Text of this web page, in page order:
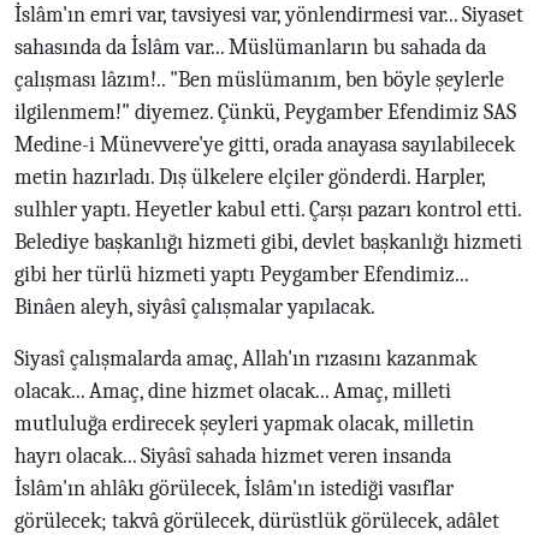
İslâm'ın emri var, tavsiyesi var, yönlendirmesi var... Siyaset
sahasında da İslâm var... Müslümanların bu sahada da
çalışması lâzım!.. "Ben müslümanım, ben böyle şeylerle
ilgilenmem!" diyemez. Çünkü, Peygamber Efendimiz SAS
Medine-i Münevvere'ye gitti, orada anayasa sayılabilecek
metin hazırladı. Dış ülkelere elçiler gönderdi. Harpler,
sulhler yaptı. Heyetler kabul etti. Çarşı pazarı kontrol etti.
Belediye başkanlığı hizmeti gibi, devlet başkanlığı hizmeti
gibi her türlü hizmeti yaptı Peygamber Efendimiz...
Binâen aleyh, siyâsî çalışmalar yapılacak.
Siyasî çalışmalarda amaç, Allah'ın rızasını kazanmak
olacak... Amaç, dine hizmet olacak... Amaç, milleti
mutluluğa erdirecek şeyleri yapmak olacak, milletin
hayrı olacak... Siyâsî sahada hizmet veren insanda
İslâm'ın ahlâkı görülecek, İslâm'ın istediği vasıflar
görülecek; takvâ görülecek, dürüstlük görülecek, adâlet